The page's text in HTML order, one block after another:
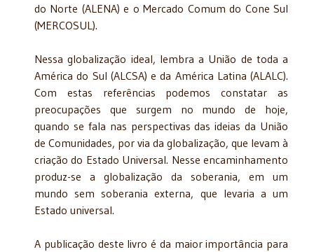
do Norte (ALENA) e o Mer­cado Comum do Cone Sul
(MERCOSUL).
Nessa globalização ideal, lembra a União de toda a
América do Sul (ALCSA) e da América Latina (ALALC).
Com estas referências podemos constatar as
preocupações que surgem no mundo de hoje,
quando se fala nas perspectivas das ideias da União
de Comuni­dades, por via da globalização, que levam à
criação do Estado Universal. Nesse encaminha­mento
produz-se a globalização da soberania, em um
mundo sem soberania externa, que levaria a um
Estado universal.
A publicação deste livro é da maior importância para